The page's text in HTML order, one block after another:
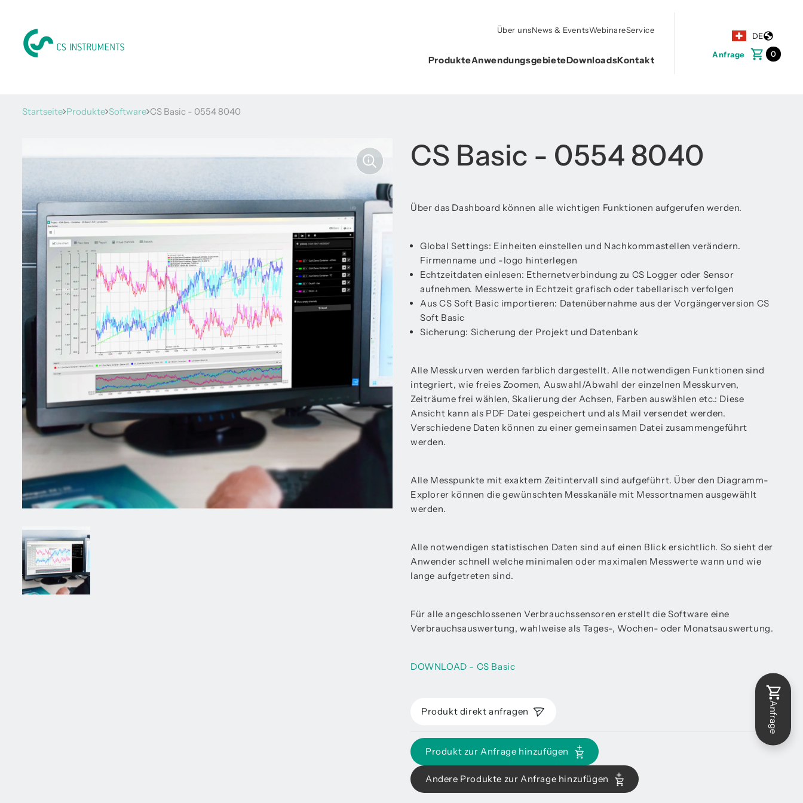
DE
Anfrage
0
Über unsNews & EventsWebinareService
ProdukteAnwendungsgebieteDownloadsKontakt
Startseite Produkte Software CS Basic - 0554 8040
CS Basic - 0554 8040
Über das Dashboard können alle wichtigen Funktionen aufgerufen werden.
Global Settings: Einheiten einstellen und Nachkommastellen verändern.
Firmenname und -logo hinterlegen
Echtzeitdaten einlesen: Ethernetverbindung zu CS Logger oder Sensor
aufnehmen. Messwerte in Echtzeit grafisch oder tabellarisch verfolgen
Aus CS Soft Basic importieren: Datenübernahme aus der Vorgängerversion CS
Soft Basic
Sicherung: Sicherung der Projekt und Datenbank
Alle Messkurven werden farblich dargestellt. Alle notwendigen Funktionen sind
integriert, wie freies Zoomen, Auswahl/Abwahl der einzelnen Messkurven,
Zeiträume frei wählen, Skalierung der Achsen, Farben auswählen etc.: Diese
Ansicht kann als PDF Datei gespeichert und als Mail versendet werden.
Verschiedene Daten können zu einer gemeinsamen Datei zusammengeführt
werden.
Alle Messpunkte mit exaktem Zeitintervall sind aufgeführt. Über den Diagramm-
Explorer können die gewünschten Messkanäle mit Messortnamen ausgewählt
werden.
Alle notwendigen statistischen Daten sind auf einen Blick ersichtlich. So sieht der
Anwender schnell welche minimalen oder maximalen Messwerte wann und wie
lange aufgetreten sind.
Für alle angeschlossenen Verbrauchssensoren erstellt die Software eine
Verbrauchsauswertung, wahlweise als Tages-, Wochen- oder Monatsauswertung.
DOWNLOAD - CS Basic
Produkt direkt anfragen
Produkt zur Anfrage hinzufügen
Andere Produkte zur Anfrage hinzufügen
Anfrage